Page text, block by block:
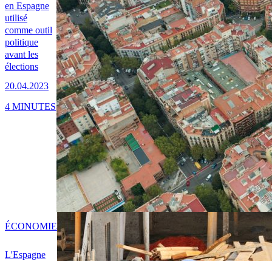
en Espagne
utilisé
comme outil
politique
avant les
élections
20.04.2023
4 MINUTES
L'Espagne
ÉCONOMIE